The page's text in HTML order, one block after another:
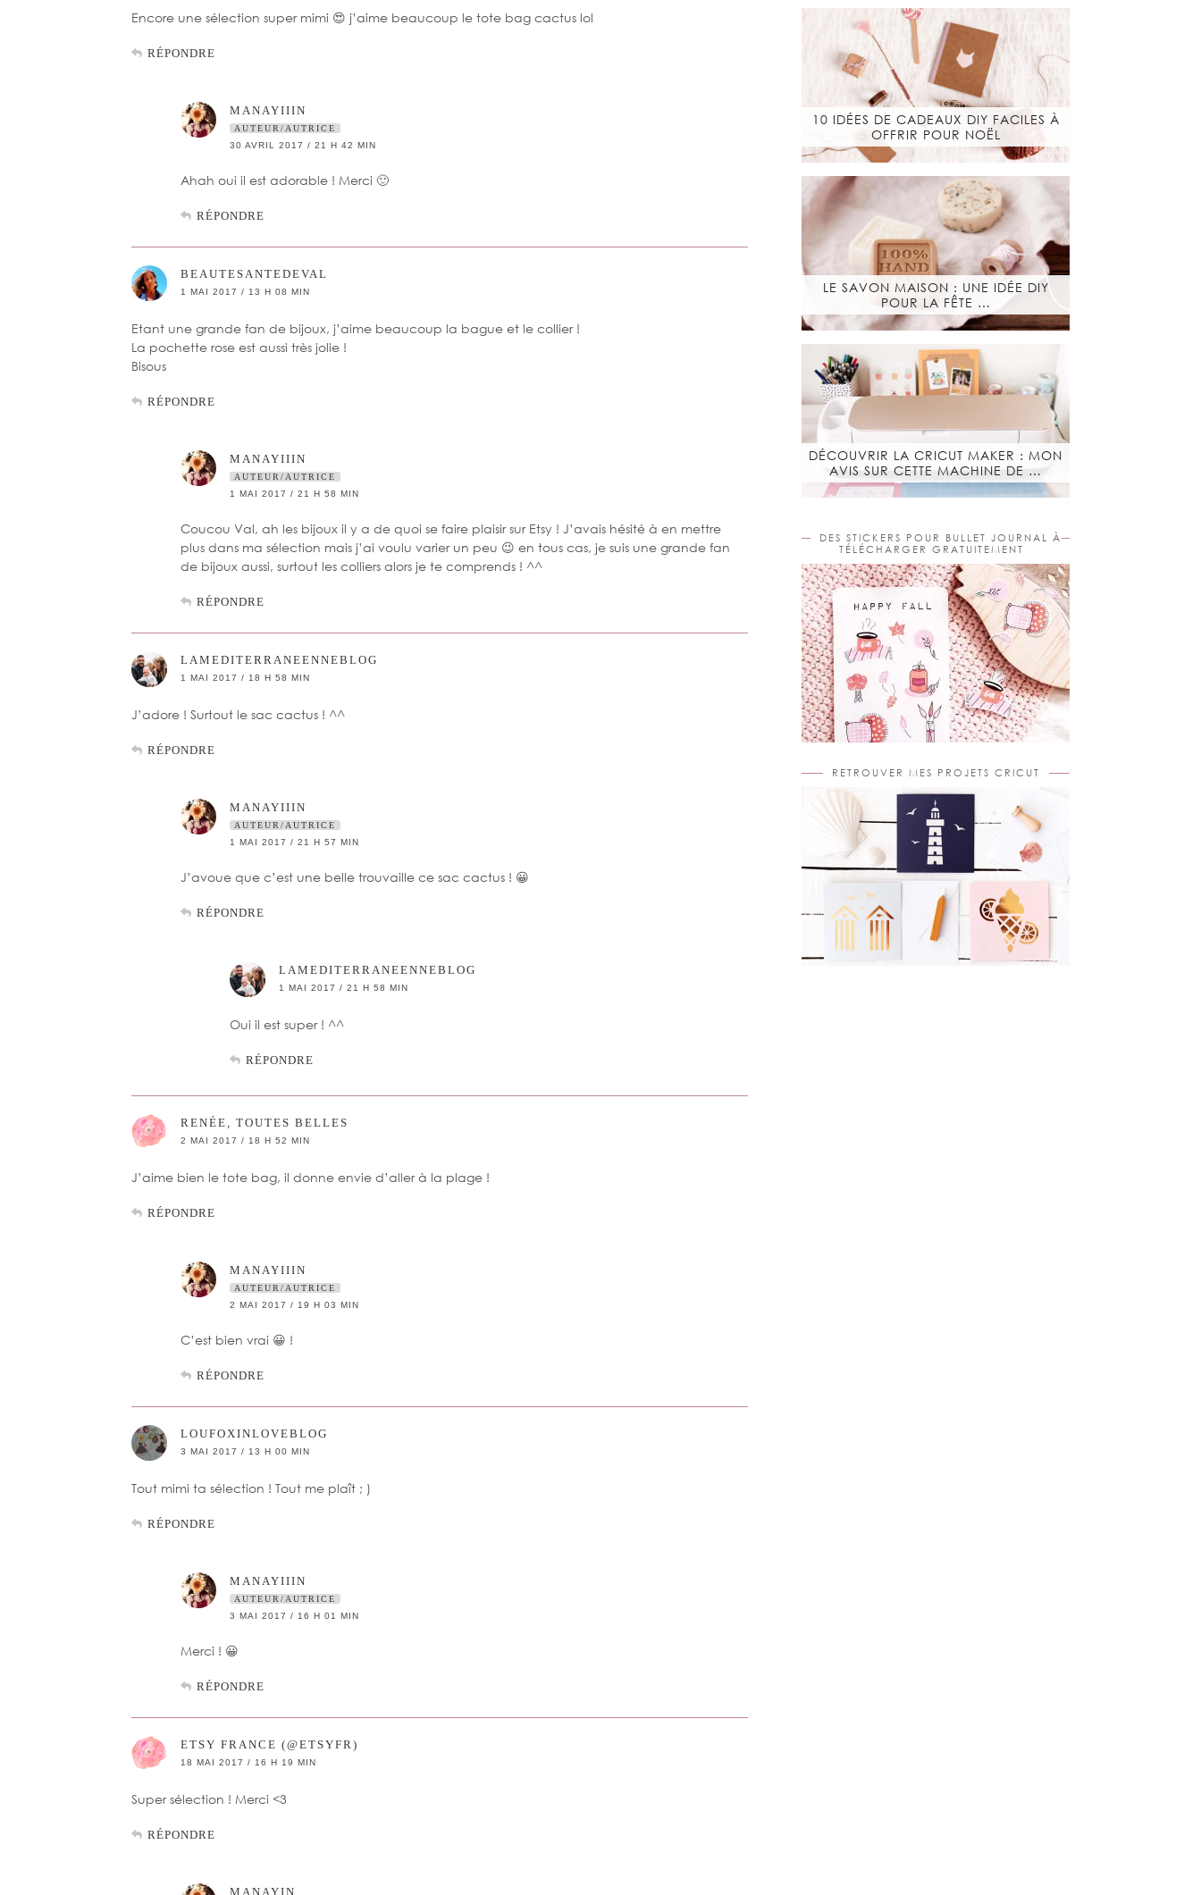
Encore une sélection super mimi 😍 j’aime beaucoup le tote bag cactus lol
RÉPONDRE
MANAYIIIN
AUTEUR/AUTRICE
30 AVRIL 2017 / 21 H 42 MIN
Ahah oui il est adorable ! Merci 🙂
RÉPONDRE
BEAUTESANTEDEVAL
1 MAI 2017 / 13 H 08 MIN
Etant une grande fan de bijoux, j’aime beaucoup la bague et le collier !
La pochette rose est aussi très jolie !
Bisous
RÉPONDRE
MANAYIIIN
AUTEUR/AUTRICE
1 MAI 2017 / 21 H 58 MIN
Coucou Val, ah les bijoux il y a de quoi se faire plaisir sur Etsy ! J’avais hésité à en mettre
plus dans ma sélection mais j’ai voulu varier un peu 😉 en tous cas, je suis une grande fan
de bijoux aussi, surtout les colliers alors je te comprends ! ^^
RÉPONDRE
LAMEDITERRANEENNEBLOG
1 MAI 2017 / 18 H 58 MIN
J’adore ! Surtout le sac cactus ! ^^
RÉPONDRE
MANAYIIIN
AUTEUR/AUTRICE
1 MAI 2017 / 21 H 57 MIN
J’avoue que c’est une belle trouvaille ce sac cactus ! 😀
RÉPONDRE
LAMEDITERRANEENNEBLOG
1 MAI 2017 / 21 H 58 MIN
Oui il est super ! ^^
RÉPONDRE
RENÉE, TOUTES BELLES
2 MAI 2017 / 18 H 52 MIN
J’aime bien le tote bag, il donne envie d’aller à la plage !
RÉPONDRE
MANAYIIIN
AUTEUR/AUTRICE
2 MAI 2017 / 19 H 03 MIN
C’est bien vrai 😀 !
RÉPONDRE
LOUFOXINLOVEBLOG
3 MAI 2017 / 13 H 00 MIN
Tout mimi ta sélection ! Tout me plaît ; )
RÉPONDRE
MANAYIIIN
AUTEUR/AUTRICE
3 MAI 2017 / 16 H 01 MIN
Merci ! 😀
RÉPONDRE
ETSY FRANCE (@ETSYFR)
18 MAI 2017 / 16 H 19 MIN
Super sélection ! Merci <3
RÉPONDRE
MANAYIN
10 IDÉES DE CADEAUX DIY FACILES À
OFFRIR POUR NOËL
LE SAVON MAISON : UNE IDÉE DIY
POUR LA FÊTE …
DÉCOUVRIR LA CRICUT MAKER : MON
AVIS SUR CETTE MACHINE DE …
DES STICKERS POUR BULLET JOURNAL À
TÉLÉCHARGER GRATUITEMENT
RETROUVER MES PROJETS CRICUT